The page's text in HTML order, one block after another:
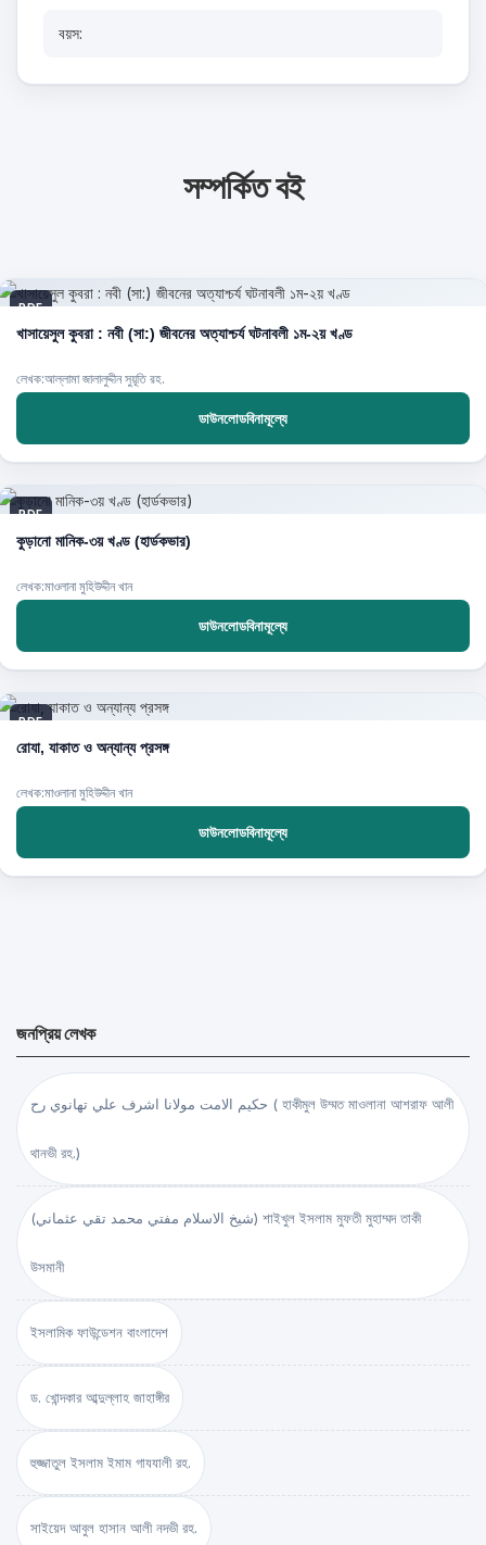
বয়স:
সম্পর্কিত বই
PDF
খাসায়েসুল কুবরা : নবী (সা:) জীবনের অত্যাশ্চর্য ঘটনাবলী ১ম-২য় খণ্ড
লেখক:আল্লামা জালালুদ্দীন সুয়ূতি রহ.
ডাউনলোডবিনামূল্যে
PDF
কুড়ানো মানিক-৩য় খণ্ড (হার্ডকভার)
লেখক:মাওলানা মুহিউদ্দীন খান
ডাউনলোডবিনামূল্যে
PDF
রোযা, যাকাত ও অন্যান্য প্রসঙ্গ
লেখক:মাওলানা মুহিউদ্দীন খান
ডাউনলোডবিনামূল্যে
জনপ্রিয় লেখক
حكيم الامت مولانا اشرف علي تهانوي رح ( হাকীমুল উম্মত মাওলানা আশরাফ আলী
থানভী রহ.)
(شيخ الاسلام مفتي محمد تقي عثماني) শাইখুল ইসলাম মুফতী মুহাম্মদ তাকী
উসমানী
ইসলামিক ফাউন্ডেশন বাংলাদেশ
ড. খোন্দকার আব্দুল্লাহ জাহাঙ্গীর
হুজ্জাতুল ইসলাম ইমাম গাযযালী রহ.
সাইয়েদ আবুল হাসান আলী নদভী রহ.